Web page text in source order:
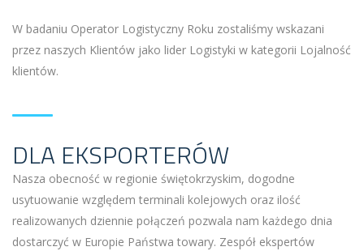
W badaniu Operator Logistyczny Roku zostaliśmy wskazani
przez naszych Klientów jako lider Logistyki w kategorii Lojalność
klientów.
DLA EKSPORTERÓW
Nasza obecność w regionie świętokrzyskim, dogodne
usytuowanie względem terminali kolejowych oraz ilość
realizowanych dziennie połączeń pozwala nam każdego dnia
dostarczyć w Europie Państwa towary. Zespół ekspertów